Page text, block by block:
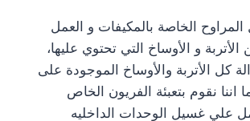
الخاصة بالمكيفات و العمل
و الأوساخ التي تحتوي عليها،
كل الأتربة والأوساخ الموجودة على
اننا نقوم بتعبئة الفريون الخاص
علي غسيل الوحدات الداخليه